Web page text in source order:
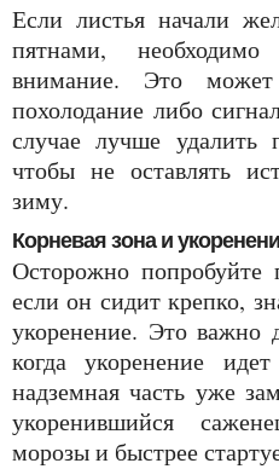
Если листья начали желтеть или покрылись
пятнами,
внимание. Это
похолодание либо
случае лучше удалить
чтобы не оставлять
зиму.
Корневая зона и
Осторожно попробуйте пошевелить саженец:
если он сидит крепко,
укоренение. Это важно
когда укоренение
надземная часть уже
укоренившийся
морозы и быстрее